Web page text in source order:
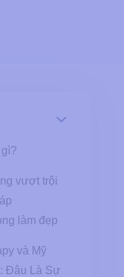
vượt trội
làm đẹp
và Mỹ
Đâu Là Sự